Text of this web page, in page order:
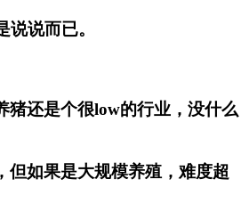
说说而已。
猪还是个很low的行业，没什么
但如果是大规模养殖，难度超